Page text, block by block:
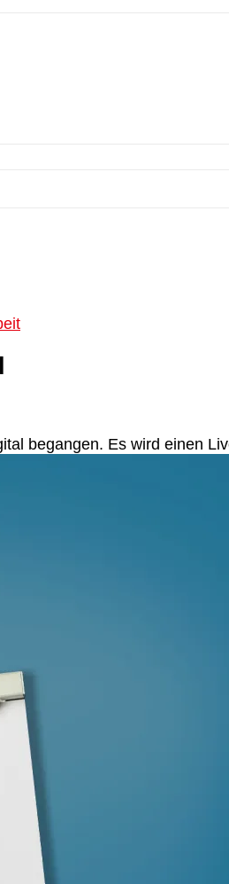
begangen. Es wird einen